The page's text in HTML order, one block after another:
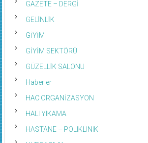
GAZETE – DERGİ
GELİNLİK
GİYİM
GİYİM SEKTÖRÜ
GÜZELLİK SALONU
Haberler
HAC ORGANİZASYON
HALI YIKAMA
HASTANE – POLIKLINIK